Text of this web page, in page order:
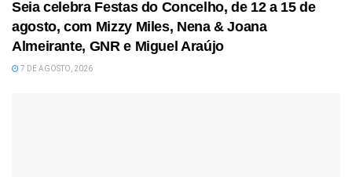
Seia celebra Festas do Concelho, de 12 a 15 de
agosto, com Mizzy Miles, Nena & Joana
Almeirante, GNR e Miguel Araújo
7 DE AGOSTO, 2026